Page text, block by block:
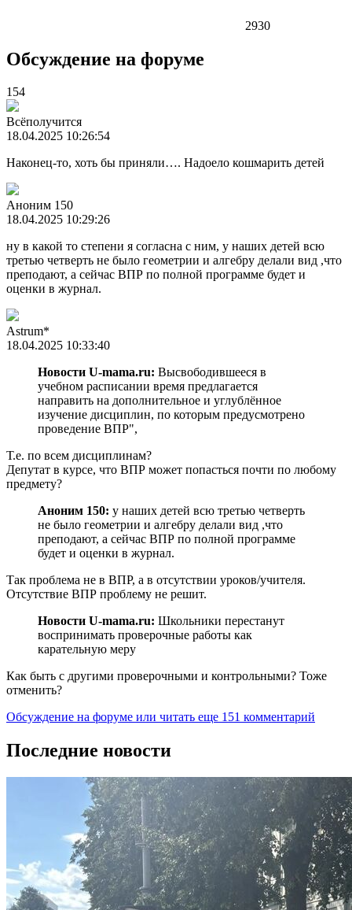
2930
Обсуждение на форуме
154
Всёполучится
18.04.2025 10:26:54
Наконец-то, хоть бы приняли…. Надоело кошмарить детей
Аноним 150
18.04.2025 10:29:26
ну в какой то степени я согласна с ним, у наших детей всю
третью четверть не было геометрии и алгебру делали вид ,что
преподают, а сейчас ВПР по полной программе будет и
оценки в журнал.
Astrum*
18.04.2025 10:33:40
Новости U-mama.ru: Высвободившееся в
учебном расписании время предлагается
направить на дополнительное и углублённое
изучение дисциплин, по которым предусмотрено
проведение ВПР",
Т.е. по всем дисциплинам?
Депутат в курсе, что ВПР может попасться почти по любому
предмету?
Аноним 150: у наших детей всю третью четверть
не было геометрии и алгебру делали вид ,что
преподают, а сейчас ВПР по полной программе
будет и оценки в журнал.
Так проблема не в ВПР, а в отсутствии уроков/учителя.
Отсутствие ВПР проблему не решит.
Новости U-mama.ru: Школьники перестанут
воспринимать проверочные работы как
карательную меру
Как быть с другими проверочными и контрольными? Тоже
отменить?
Обсуждение на форуме или читать еще 151 комментарий
Последние новости